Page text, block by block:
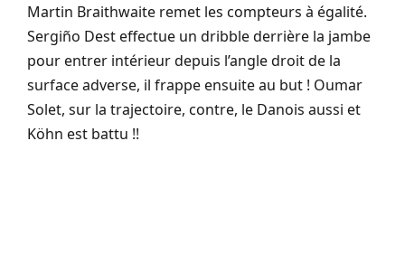
Martin Braithwaite remet les compteurs à égalité.
Sergiño Dest effectue un dribble derrière la jambe
pour entrer intérieur depuis l’angle droit de la
surface adverse, il frappe ensuite au but ! Oumar
Solet, sur la trajectoire, contre, le Danois aussi et
Köhn est battu !!